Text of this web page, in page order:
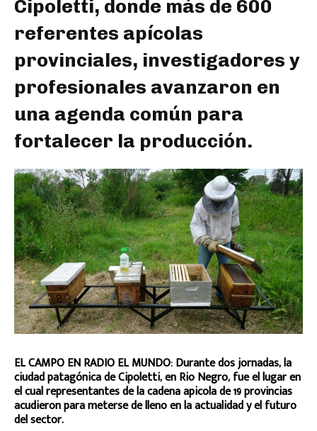
Cipoletti, donde más de 600
referentes apícolas
provinciales, investigadores y
profesionales avanzaron en
una agenda común para
fortalecer la producción.
EL CAMPO EN RADIO EL MUNDO: Durante dos jornadas, la
ciudad patagónica de Cipoletti, en Rio Negro, fue el lugar en
el cual representantes de la cadena apicola de 19 provincias
acudieron para meterse de lleno en la actualidad y el futuro
del sector.